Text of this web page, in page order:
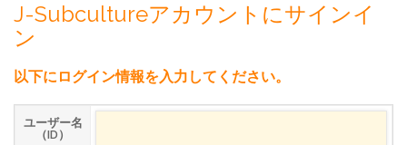
J-Subcultureアカウントにサインイ
ン
以下にログイン情報を入力してください。
ユーザー名
（ID）